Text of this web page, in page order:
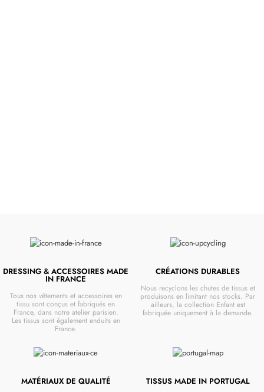
DRESSING & ACCESSOIRES MADE
IN FRANCE
Tous nos vêtements et accessoires en
tissu sont conçus et fabriqués en
France, dans notre atelier parisien.
Les tissus sont également enduits en
France.
CRÉATIONS DURABLES
Nous recyclons les chutes de tissus et
produisons en limitant nos stocks. Par
ailleurs, la collection Enfant est
fabriquée uniquement à la demande.
MATÉRIAUX DE QUALITÉ TISSUS MADE IN PORTUGAL